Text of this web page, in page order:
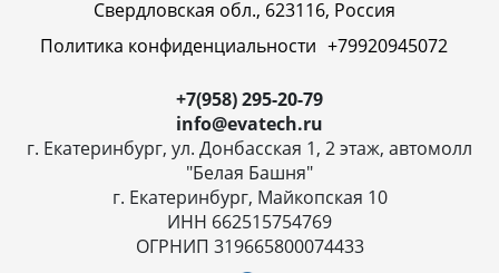
Свердловская обл., 623116, Россия
Политика конфиденциальности +79920945072
+7(958) 295-20-79
info@evatech.ru
г. Екатеринбург, ул. Донбасская 1, 2 этаж, автомолл
"Белая Башня"
г. Екатеринбург, Майкопская 10
ИНН 662515754769
ОГРНИП 319665800074433